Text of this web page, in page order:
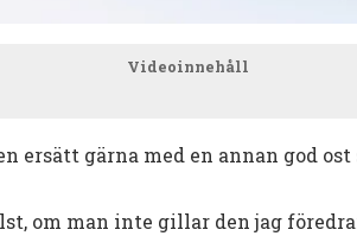
Videoinnehåll
ersätt gärna med en annan god
om man inte gillar den jag